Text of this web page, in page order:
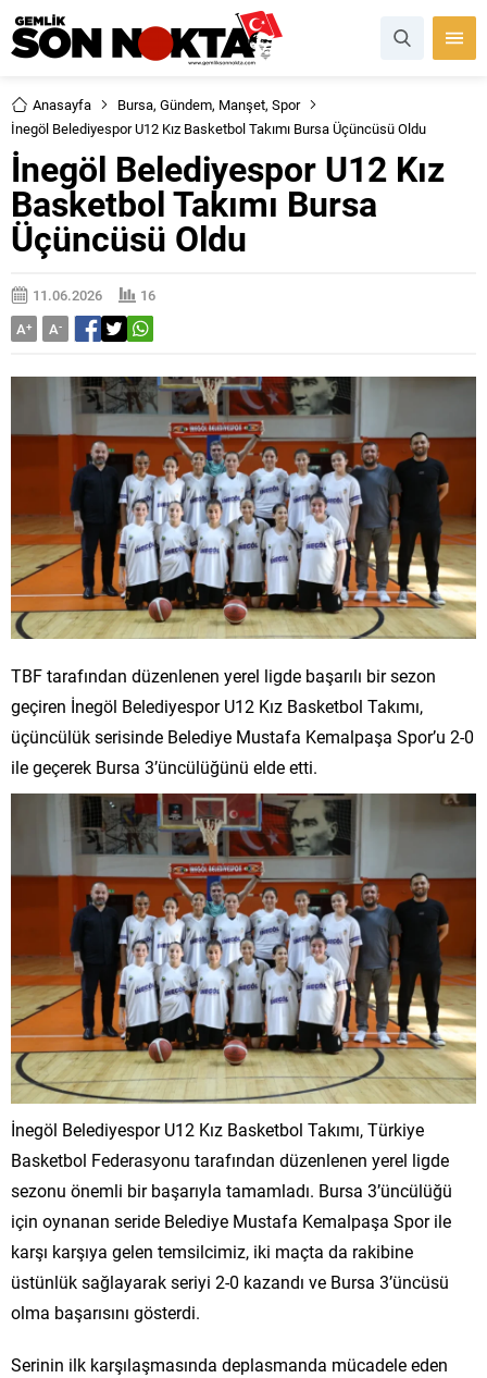
Anasayfa Bursa, Gündem, Manşet, Spor
İnegöl Belediyespor U12 Kız Basketbol Takımı Bursa Üçüncüsü Oldu
İnegöl Belediyespor U12 Kız
Basketbol Takımı Bursa
Üçüncüsü Oldu
11.06.2026
16
A+ A-
TBF tarafından düzenlenen yerel ligde başarılı bir sezon
geçiren İnegöl Belediyespor U12 Kız Basketbol Takımı,
üçüncülük serisinde Belediye Mustafa Kemalpaşa Spor’u 2-0
ile geçerek Bursa 3’üncülüğünü elde etti.
İnegöl Belediyespor U12 Kız Basketbol Takımı, Türkiye
Basketbol Federasyonu tarafından düzenlenen yerel ligde
sezonu önemli bir başarıyla tamamladı. Bursa 3’üncülüğü
için oynanan seride Belediye Mustafa Kemalpaşa Spor ile
karşı karşıya gelen temsilcimiz, iki maçta da rakibine
üstünlük sağlayarak seriyi 2-0 kazandı ve Bursa 3’üncüsü
olma başarısını gösterdi.
Serinin ilk karşılaşmasında deplasmanda mücadele eden